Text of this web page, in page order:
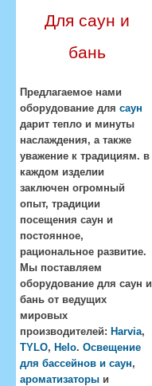
Для саун и
бань
Предлагаемое нами
оборудование для саун
дарит тепло и минуты
наслаждения, а также
уважение к традициям. в
каждом изделии
заключен огромный
опыт, традиции
посещения саун и
постоянное,
рациональное развитие.
Мы поставляем
оборудование для саун и
бань от ведущих
мировых
производителей: Harvia,
TYLO, Helo. Освещение
для бассейнов и саун,
ароматизаторы и